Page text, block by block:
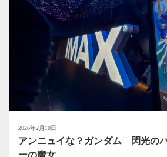
2026年2月10日
アンニュイな？ガンダム 閃光の
ーの魔女